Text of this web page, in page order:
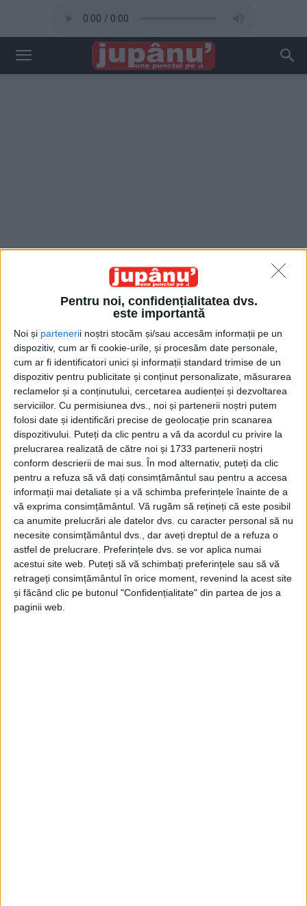
Pentru noi, confidențialitatea dvs.
este importantă
Noi și partenerii noștri stocăm și/sau accesăm informații pe un
dispozitiv, cum ar fi cookie-urile, și procesăm date personale,
cum ar fi identificatori unici și informații standard trimise de un
dispozitiv pentru publicitate și conținut personalizate, măsurarea
reclamelor și a conținutului, cercetarea audienței și dezvoltarea
serviciilor. Cu permisiunea dvs., noi și partenerii noștri putem
folosi date și identificări precise de geolocație prin scanarea
dispozitivului. Puteți da clic pentru a vă da acordul cu privire la
prelucrarea realizată de către noi și 1733 partenerii noștri
conform descrierii de mai sus. În mod alternativ, puteți da clic
pentru a refuza să vă dați consimțământul sau pentru a accesa
informații mai detaliate și a vă schimba preferințele înainte de a
vă exprima consimțământul. Vă rugăm să rețineți că este posibil
ca anumite prelucrări ale datelor dvs. cu caracter personal să nu
necesite consimțământul dvs., dar aveți dreptul de a refuza o
astfel de prelucrare. Preferințele dvs. se vor aplica numai
acestui site web. Puteți să vă schimbați preferințele sau să vă
retrageți consimțământul în orice moment, revenind la acest site
și făcând clic pe butonul "Confidențialitate" din partea de jos a
paginii web.
Acasă Etichete Spate
Etichetă: spate
Nu mai stați cu spatele la probleme